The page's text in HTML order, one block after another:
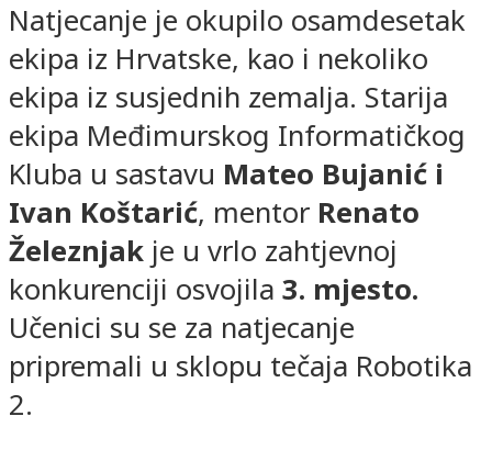
Natjecanje je okupilo osamdesetak
ekipa iz Hrvatske, kao i nekoliko
ekipa iz susjednih zemalja. Starija
ekipa Međimurskog Informatičkog
Kluba u sastavu Mateo Bujanić i
Ivan Koštarić, mentor Renato
Železnjak je u vrlo zahtjevnoj
konkurenciji osvojila 3. mjesto.
Učenici su se za natjecanje
pripremali u sklopu tečaja Robotika
2.